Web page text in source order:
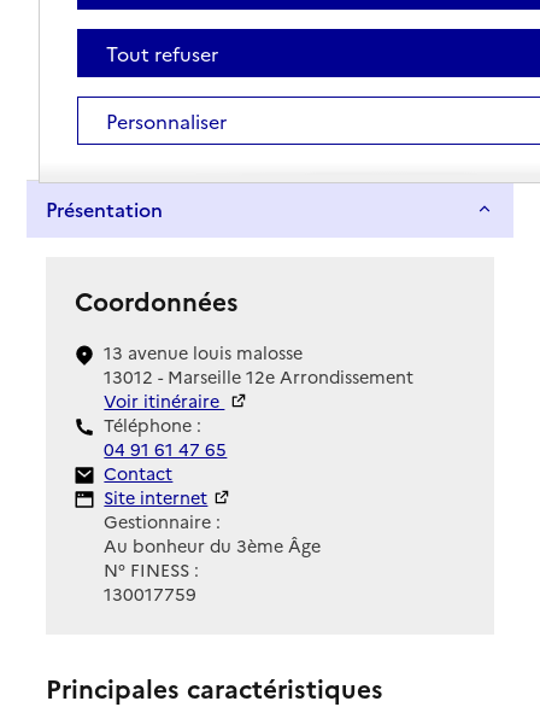
Présentation
Coordonnées
13 avenue louis malosse
13012 - Marseille 12e Arrondissement
Voir itinéraire
Téléphone :
04 91 61 47 65
Contact
Contact
Site Internet
Site internet
Gestionnaire :
Au bonheur du 3ème Âge
N° FINESS :
130017759
Principales caractéristiques
Tout refuser
Personnaliser